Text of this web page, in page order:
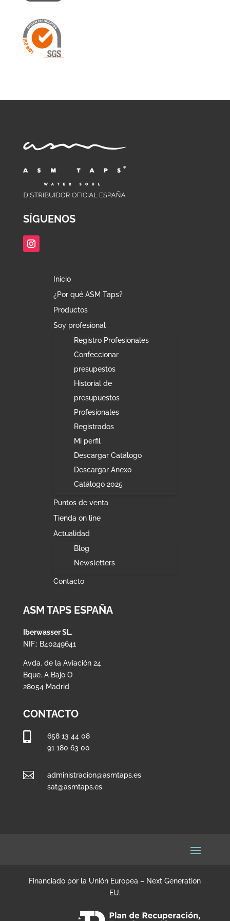
SÍGUENOS
Inicio
¿Por qué ASM Taps?
Productos
Soy profesional
Registro Profesionales
Confeccionar
presupestos
Historial de
presupuestos
Profesionales
Registrados
Mi perfil
Descargar Catálogo
Descargar Anexo
Catálogo 2025
Puntos de venta
Tienda on line
Actualidad
Blog
Newsletters
Contacto
ASM TAPS ESPAÑA
Iberwasser SL.
NIF.: B40249641
Avda. de la Aviación 24
Bque. A Bajo O
28054 Madrid
CONTACTO

658 13 44 08
91 180 63 00

administracion@asmtaps.es
sat@asmtaps.es
Financiado por la Unión Europea – Next Generation
EU.